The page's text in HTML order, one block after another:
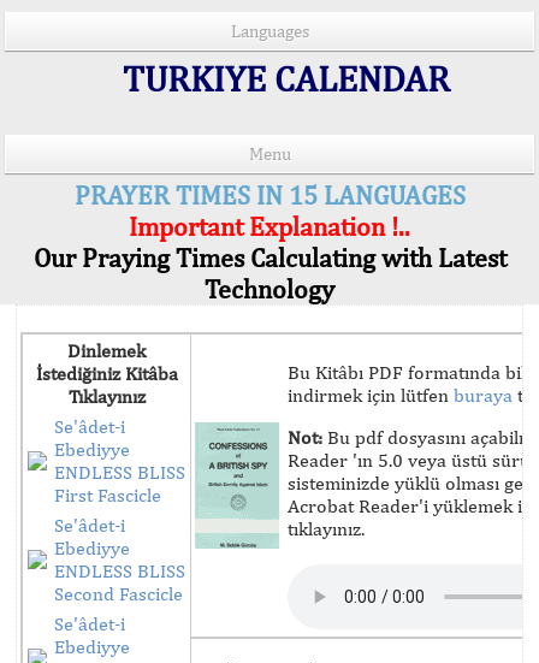
Languages
TURKIYE CALENDAR
Menu
PRAYER TIMES IN 15 LANGUAGES
Important Explanation !..
Our Praying Times Calculating with Latest
Technology
Dinlemek
İstediğiniz Kitâba
Tıklayınız
Se'âdet-i
Ebediyye
ENDLESS BLISS
First Fascicle
Se'âdet-i
Ebediyye
ENDLESS BLISS
Second Fascicle
Se'âdet-i
Ebediyye
Bu Kitâbı PDF formatında
indirmek için lütfen buraya
Not: Bu pdf dosyasını
Reader 'ın 5.0 veya üstü
sisteminizde yüklü olması
Acrobat Reader'i yüklemek
tıklayınız.